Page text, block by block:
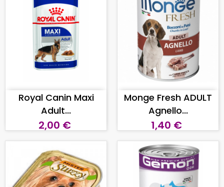
AGGIUNGI AL CARRELLO
Royal Canin Maxi
Adult...
2,00 €
AGGIUNGI AL CARRELLO
Monge Fresh ADULT
Agnello...
1,40 €